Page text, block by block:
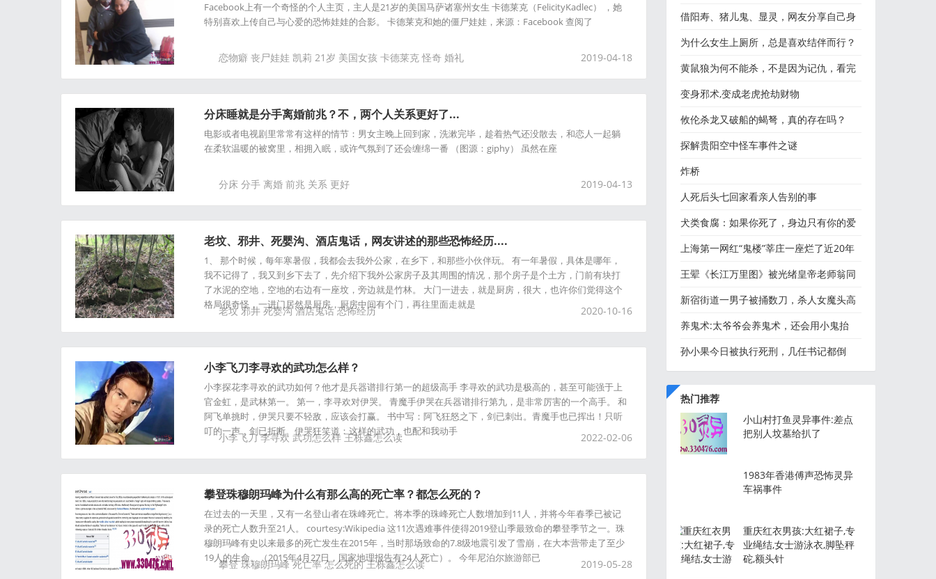
Facebook上有一个奇怪的个人主页，主人是21岁的美国马萨诸塞州女生 卡德莱克（FelicityKadlec） ，她
特别喜欢上传自己与心爱的恐怖娃娃的合影。 卡德莱克和她的僵尸娃娃，来源：Facebook 查阅了
恋物癖 丧尸娃娃 凯莉 21岁 美国女孩 卡德莱克 怪奇 婚礼 2019-04-18
分床睡就是分手离婚前兆？不，两个人关系更好了...
电影或者电视剧里常常有这样的情节：男女主晚上回到家，洗漱完毕，趁着热气还没散去，和恋人一起躺
在柔软温暖的被窝里，相拥入眠，或许气氛到了还会缠绵一番 （图源：giphy） 虽然在座
分床 分手 离婚 前兆 关系 更好 2019-04-13
老坟、邪井、死婴沟、酒店鬼话，网友讲述的那些恐怖经历....
1、 那个时候，每年寒暑假，我都会去我外公家，在乡下，和那些小伙伴玩。 有一年暑假，具体是哪年，
我不记得了，我又到乡下去了，先介绍下我外公家房子及其周围的情况，那个房子是个土方，门前有块打
了水泥的空地，空地的右边有一座坟，旁边就是竹林。 大门一进去，就是厨房，很大，也许你们觉得这个
格局很奇怪，一进门居然是厨房，厨房中间有个门，再往里面走就是
老坟 邪井 死婴沟 酒店鬼话 恐怖经历 2020-10-16
小李飞刀李寻欢的武功怎么样？
小李探花李寻欢的武功如何？他才是兵器谱排行第一的超级高手 李寻欢的武功是极高的，甚至可能强于上
官金虹，是武林第一。 第一，李寻欢对伊哭。 青魔手伊哭在兵器谱排行第九，是非常厉害的一个高手。 和
阿飞单挑时，伊哭只要不轻敌，应该会打赢。 书中写：阿飞狂怒之下，剑已刺出。青魔手也已挥出！只听
叮的一声，剑已折断。伊哭狂笑道：这样的武功，也配和我动手
小李飞刀 李寻欢 武功怎么样 王栎鑫怎么读 2022-02-06
攀登珠穆朗玛峰为什么有那么高的死亡率？都怎么死的？
在过去的一天里，又有一名登山者在珠峰死亡。将本季的珠峰死亡人数增加到11人，并将今年春季已被记
录的死亡人数升至21人。 courtesy:Wikipedia 这11次遇难事件使得2019登山季最致命的攀登季节之一。珠
穆朗玛峰有史以来最多的死亡发生在2015年，当时那场致命的7.8级地震引发了雪崩，在大本营带走了至少
19人的生命。（2015年4月27日，国家地理报告有24人死亡）。 今年尼泊尔旅游部已
攀登 珠穆朗玛峰 死亡率 怎么死的 王栎鑫怎么读 2019-05-28
物...
借阳寿、猪儿鬼、显灵，网友分享自己身
边的那些诡异奇闻...
为什么女生上厕所，总是喜欢结伴而行？
黄鼠狼为何不能杀，不是因为记仇，看完
才明白其中原因，真不
变身邪术,变成老虎抢劫财物
攸伦杀龙又破船的蝎弩，真的存在吗？
探解贵阳空中怪车事件之谜
炸桥
人死后头七回家看亲人告别的事
犬类食腐：如果你死了，身边只有你的爱
犬，它会吃了你吗？
上海第一网红“鬼楼”莘庄一座烂了近20年
的“黑暗教堂”
王翚《长江万里图》被光绪皇帝老师翁同
龢五世孙翁万戈无偿捐
新宿街道一男子被捅数刀，杀人女魔头高
冈由佳被捕面露笑容：
养鬼术:太爷爷会养鬼术，还会用小鬼抬
轿...
孙小果今日被执行死刑，几任书记都倒
热门推荐
小山村打鱼灵异事件:差点
把别人坟墓给扒了
1983年香港傅声恐怖灵异
车祸事件
重庆红衣男孩:大红裙子,专
业绳结,女士游泳衣,脚坠秤
砣,额头针